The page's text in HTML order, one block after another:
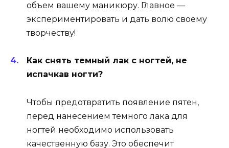
объем вашему маникюру. Главное —
экспериментировать и дать волю своему
творчеству!
Как снять темный лак с ногтей, не
испачкав ногти?
Чтобы предотвратить появление пятен,
перед нанесением темного лака для
ногтей необходимо использовать
качественную базу. Это обеспечит